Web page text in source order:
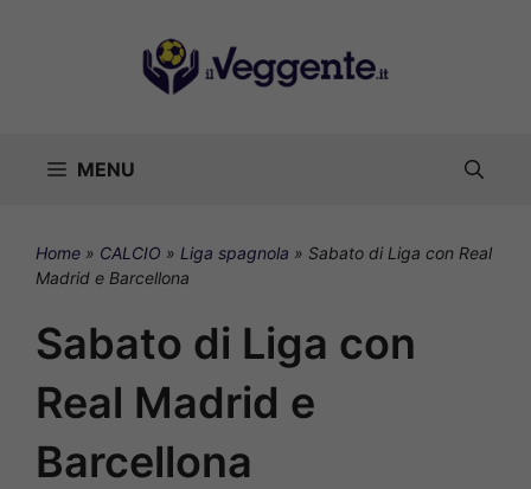
MENU
Home » CALCIO » Liga spagnola » Sabato di Liga con Real
Madrid e Barcellona
Sabato di Liga con
Real Madrid e
Barcellona